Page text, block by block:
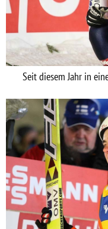
Seit diesem Jahr in